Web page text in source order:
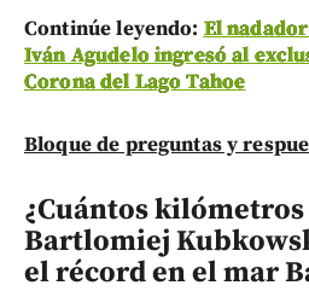
Continúe leyendo: El
Iván Agudelo ingresó al
Corona del Lago Tahoe
Bloque de preguntas y
¿Cuántos kilómetros
Bartlomiej
el récord en el mar